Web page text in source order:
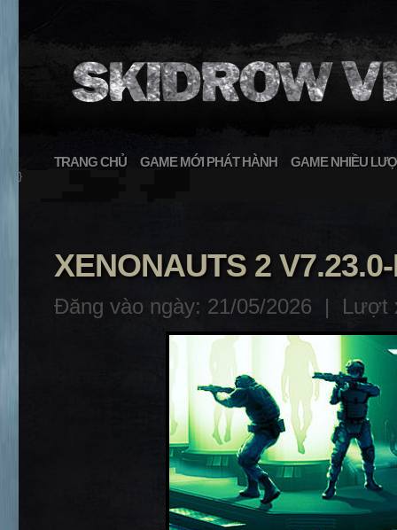
TRANG CHỦ GAME MỚI PHÁT HÀNH GAME NHIỀU
}
XENONAUTS 2
Đăng vào ngày: 21/05/2026 | Lượt